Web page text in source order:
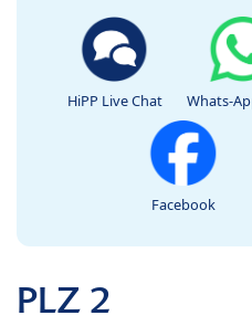
HiPP Live Chat Whats-
Facebook
PLZ 2